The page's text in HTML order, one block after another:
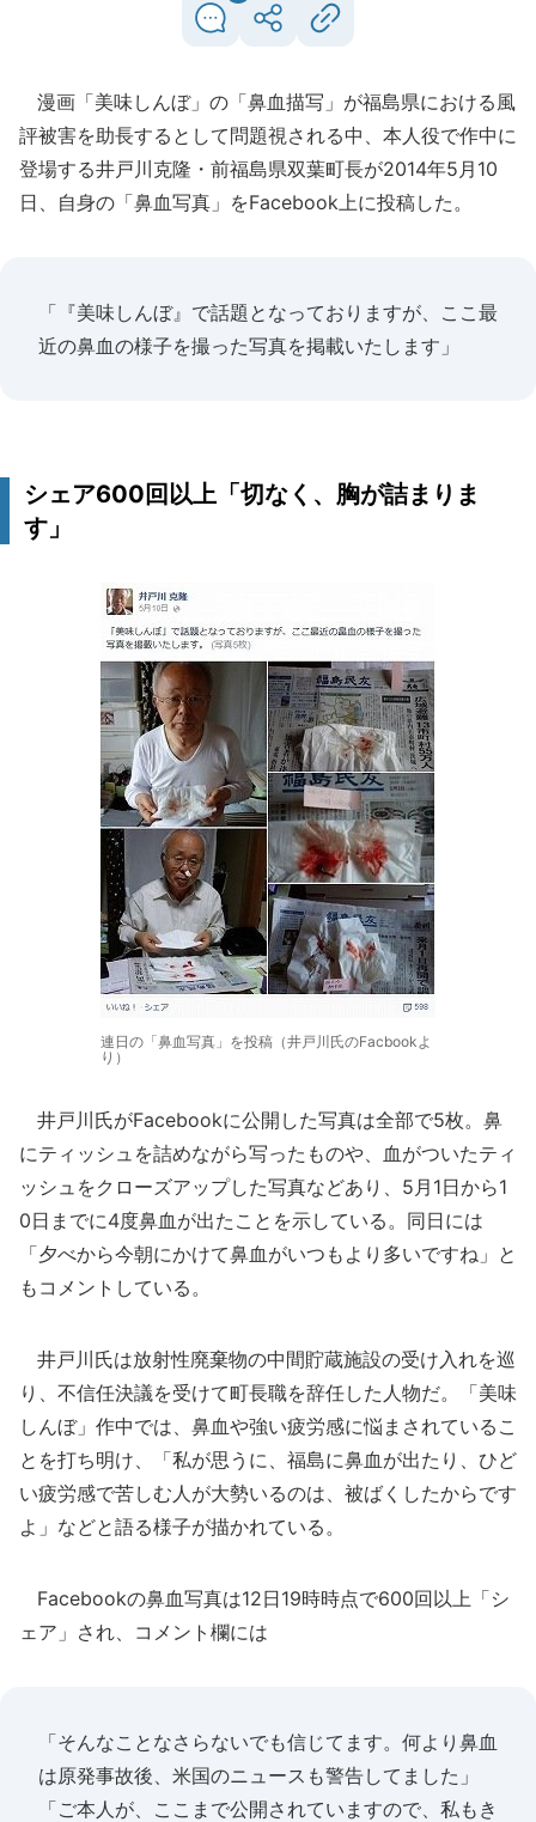
漫画「美味しんぼ」の「鼻血描写」が福島県における風
評被害を助長するとして問題視される中、本人役で作中に
登場する井戸川克隆・前福島県双葉町長が2014年5月10
日、自身の「鼻血写真」をFacebook上に投稿した。
「『美味しんぼ』で話題となっておりますが、ここ最
近の鼻血の様子を撮った写真を掲載いたします」
シェア600回以上「切なく、胸が詰まりま
す」
連日の「鼻血写真」を投稿（井戸川氏のFacbookよ
り）
井戸川氏がFacebookに公開した写真は全部で5枚。鼻
にティッシュを詰めながら写ったものや、血がついたティ
ッシュをクローズアップした写真などあり、5月1日から1
0日までに4度鼻血が出たことを示している。同日には
「夕べから今朝にかけて鼻血がいつもより多いですね」と
もコメントしている。
井戸川氏は放射性廃棄物の中間貯蔵施設の受け入れを巡
り、不信任決議を受けて町長職を辞任した人物だ。「美味
しんぼ」作中では、鼻血や強い疲労感に悩まされているこ
とを打ち明け、「私が思うに、福島に鼻血が出たり、ひど
い疲労感で苦しむ人が大勢いるのは、被ばくしたからです
よ」などと語る様子が描かれている。
Facebookの鼻血写真は12日19時時点で600回以上「シ
ェア」され、コメント欄には
「そんなことなさらないでも信じてます。何より鼻血
は原発事故後、米国のニュースも警告してました」
「ご本人が、ここまで公開されていますので、私もき